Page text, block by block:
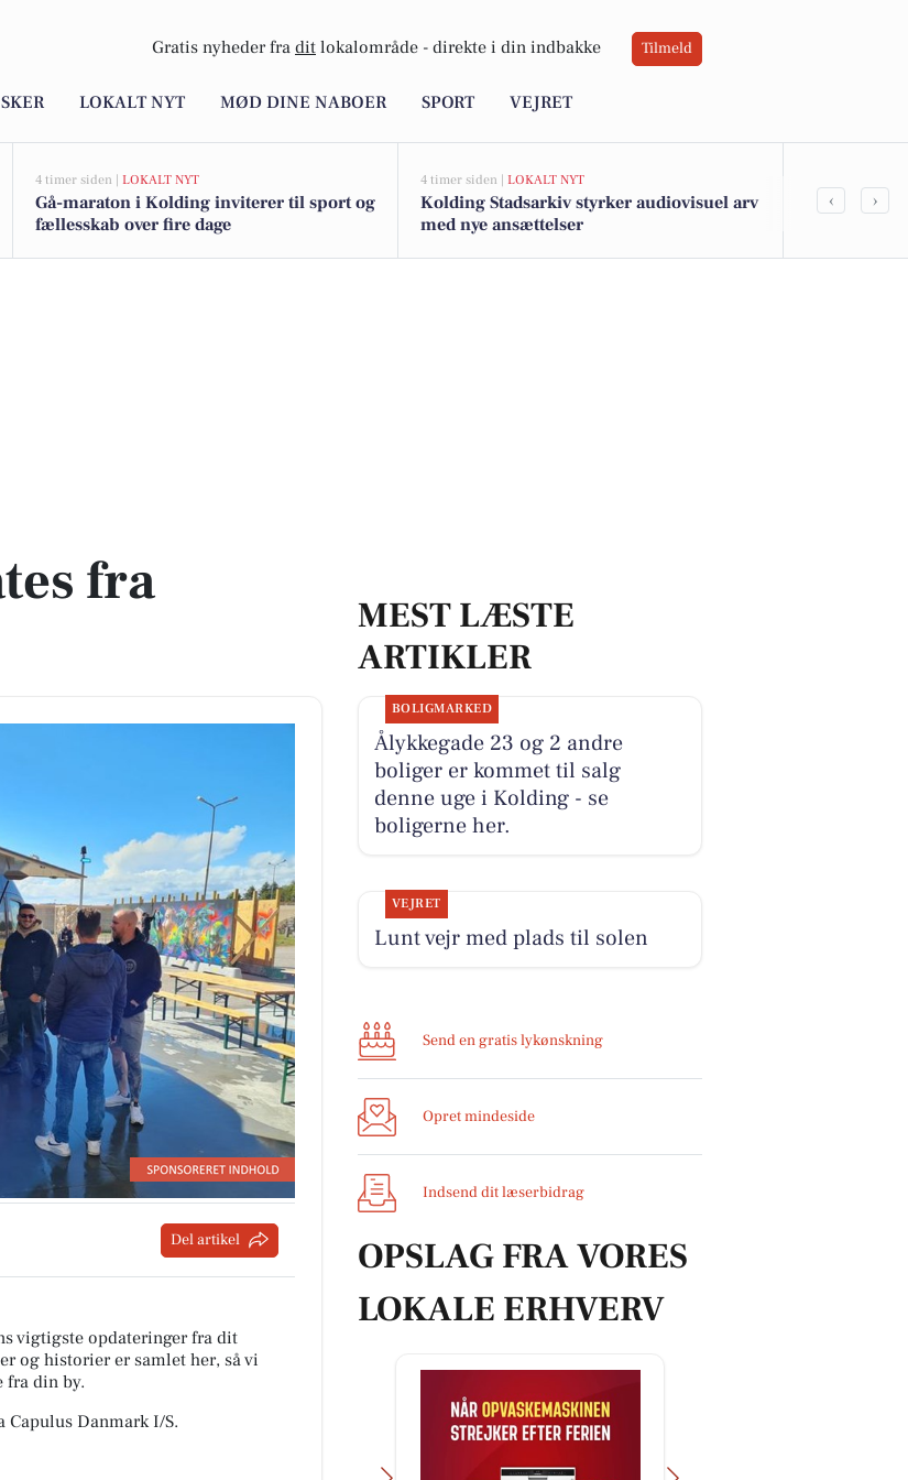
Gratis nyheder fra dit lokalområde - direkte i din indbakke Tilmeld
LOKALT NYT MØD DINE NABOER SPORT VEJRET
4 timer siden | LOKALT NYT
Gå-maraton i Kolding inviterer til sport og
fællesskab over fire dage
4 timer siden | LOKALT NYT
Kolding Stadsarkiv styrker audiovisuel arv
med nye ansættelser
‹ ›
fra
Del artikel
vigtigste opdateringer fra dit
og historier er samlet her, så vi
fra din by.
Danmark I/S.
MEST LÆSTE
ARTIKLER
BOLIGMARKED
Ålykkegade 23 og 2 andre
boliger er kommet til salg
denne uge i Kolding - se
boligerne her.
VEJRET
Lunt vejr med plads til solen
Send en gratis lykønskning
Opret mindeside
Indsend dit læserbidrag
OPSLAG FRA VORES
LOKALE ERHVERV